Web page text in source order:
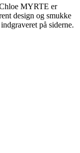
MYRTE er
design og smukke
på siderne.